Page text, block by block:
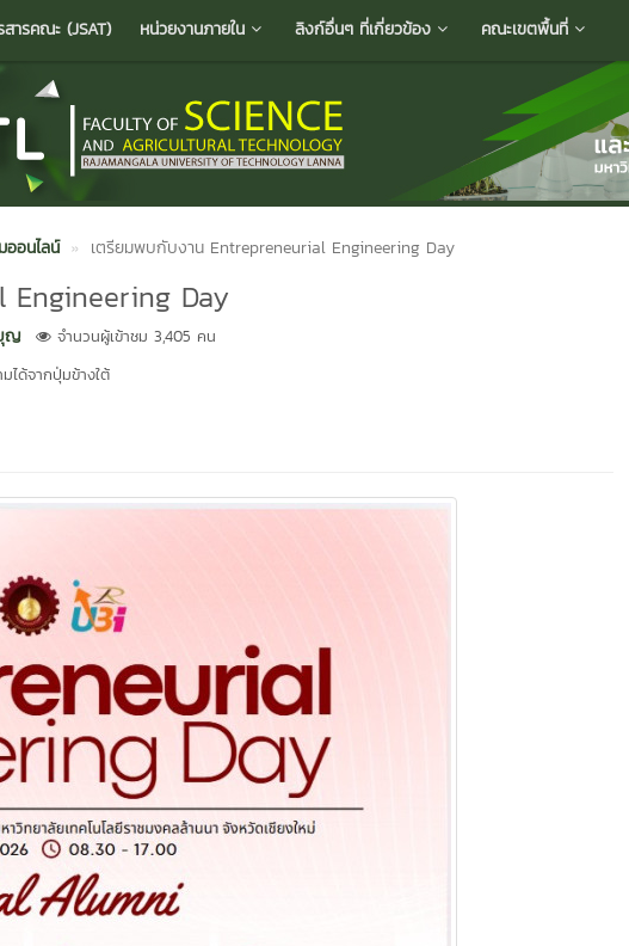
สารคณะ (JSAT) หน่วยงานภายใน ลิงก์อื่นๆ ที่เกี่ยวข้อง คณะเขตพื้นที่
ออนไลน์ เตรียมพบกับงาน Entrepreneurial Engineering Day
Day
ญ
จำนวนผู้เข้าชม 3,405 คน
ได้จากปุ่มข้างใต้